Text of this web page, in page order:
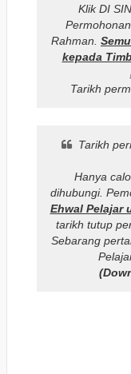
Klik DI
Rahman.
kepada
Tarikh
Tarikh
Hanya
dihubungi.
Ehwal Pelajar
tarikh tutup
Sebarang